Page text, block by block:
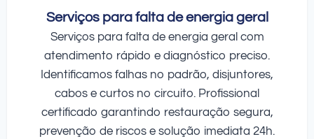
Serviços para falta de energia geral
Serviços para falta de energia geral com
atendimento rápido e diagnóstico preciso.
Identificamos falhas no padrão, disjuntores,
cabos e curtos no circuito. Profissional
certificado garantindo restauração segura,
prevenção de riscos e solução imediata 24h.